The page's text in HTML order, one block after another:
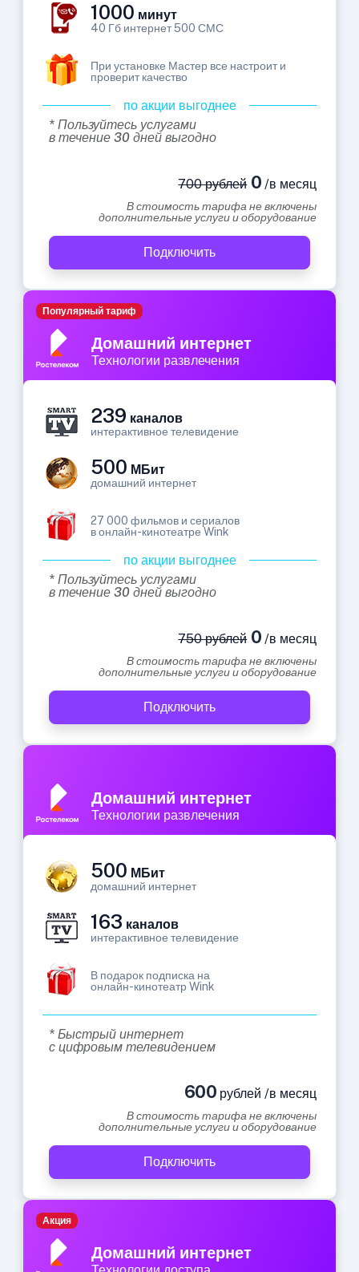
1000 минут
40 Гб интернет 500 СМС
При установке Мастер все настроит и
проверит качество
по акции выгоднее
* Пользуйтесь услугами
в течение 30 дней выгодно
700 рублей0 /в месяц
В стоимость тарифа не включены
дополнительные услуги и оборудование
Подключить
Домашний интернет
Технологии развлечения
Популярный тариф
239 каналов
интерактивное телевидение
500 МБит
домашний интернет
27 000 фильмов и сериалов
в онлайн-кинотеатре Wink
по акции выгоднее
* Пользуйтесь услугами
в течение 30 дней выгодно
750 рублей0 /в месяц
В стоимость тарифа не включены
дополнительные услуги и оборудование
Подключить
Домашний интернет
Технологии развлечения
500 МБит
домашний интернет
163 каналов
интерактивное телевидение
В подарок подписка на
онлайн-кинотеатр Wink
* Быстрый интернет
с цифровым телевидением
600 рублей /в месяц
В стоимость тарифа не включены
дополнительные услуги и оборудование
Подключить
Домашний интернет
Акция